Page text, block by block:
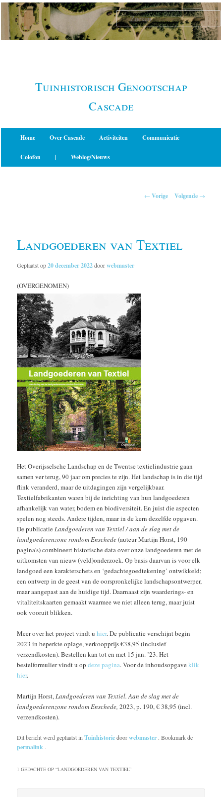
Spring
naar
primaire
Tuinhistorisch Genootschap
Cascade
Home Over Cascade Activiteiten Communicatie
Colofon | Weblog/Nieuws
← Vorige Volgende →
Landgoederen van Textiel
Geplaatst op20 december 2022doorwebmaster
(OVERGENOMEN)
Het Overijsselsche Landschap en de Twentse textielindustrie gaan
samen ver terug, 90 jaar om precies te zijn. Het landschap is in die tijd
flink veranderd, maar de uitdagingen zijn vergelijkbaar.
Textielfabrikanten waren bij de inrichting van hun landgoederen
afhankelijk van water, bodem en biodiversiteit. En juist die aspecten
spelen nog steeds. Andere tijden, maar in de kern dezelfde opgaven.
De publicatieLandgoederen van Textiel / aan de slag met de
landgoederenzone rondom Enschede(auteur Martijn Horst, 190
pagina’s) combineert historische data over onze landgoederen met de
uitkomsten van nieuw (veld)onderzoek. Op basis daarvan is voor elk
landgoed een karakterschets en ‘gedachtegoedtekening’ ontwikkeld;
een ontwerp in de geest van de oorspronkelijke landschapsontwerper,
maar aangepast aan de huidige tijd. Daarnaast zijn waarderings- en
vitaliteitskaarten gemaakt waarmee we niet alleen terug, maar juist
ook vooruit blikken.
Meer over het project vindt uhier. De publicatie verschijnt begin
2023 in beperkte oplage, verkoopprijs €38,95 (inclusief
verzendkosten). Bestellen kan tot en met 15 jan. ’23. Het
bestelformulier vindt u opdeze pagina. Voor de inhoudsopgaveklik
hier.
Martijn Horst,Landgoederen van Textiel. Aan de slag met de
landgoederenzone rondom Enschede,2023, p. 190, € 38,95 (incl.
verzendkosten).
Dit bericht werd geplaatst inTuinhistoriedoorwebmaster . Bookmark de
permalink .
1 GEDACHTE OP “LANDGOEDEREN VAN TEXTIEL”